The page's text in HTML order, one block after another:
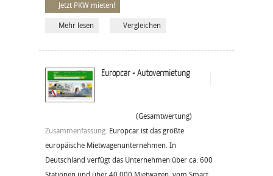
Jetzt PKW mieten!
Mehr lesen Vergleichen
Europcar - Autovermietung
(Gesamtwertung)
Zusammenfassung: Europcar ist das größte
europäische Mietwagenunternehmen. In
Deutschland verfügt das Unternehmen über ca. 600